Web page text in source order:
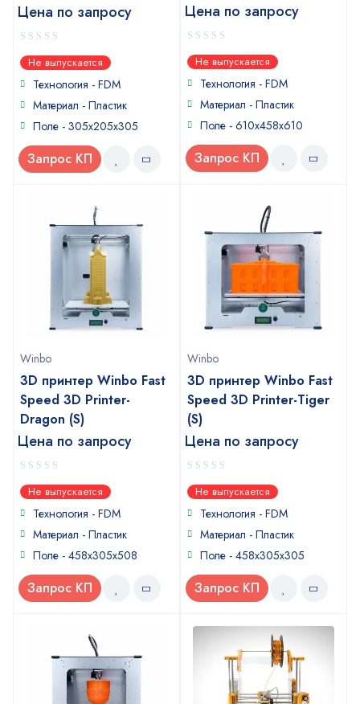
Цена по запросу
0
out
of
Не выпускается
Технология - FDM
Материал - Пластик
Поле - 305x205x305
Запрос КП
Цена по запросу
0
out
of
Не выпускается
Технология - FDM
Материал - Пластик
Поле - 610x458x610
Запрос КП
Winbo
3D принтер Winbo Fast
Speed 3D Printer-
Dragon (S)
Цена по запросу
0
out
of
Не выпускается
Технология - FDM
Материал - Пластик
Поле - 458x305x508
Запрос КП
Winbo
3D принтер Winbo Fast
Speed 3D Printer-Tiger
(S)
Цена по запросу
0
out
of
Не выпускается
Технология - FDM
Материал - Пластик
Поле - 458x305x305
Запрос КП